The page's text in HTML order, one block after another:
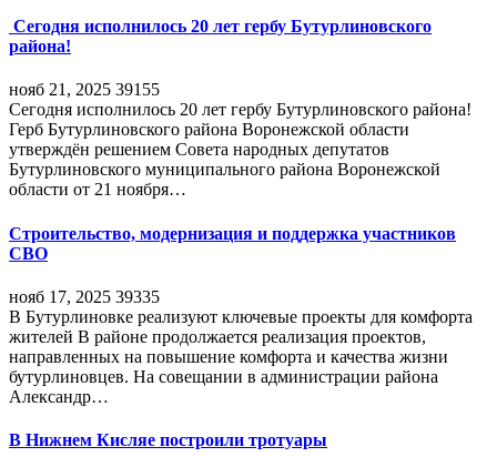
Сегодня исполнилось 20 лет гербу Бутурлиновского
района!
нояб 21, 2025 39155
Сегодня исполнилось 20 лет гербу Бутурлиновского района!
Герб Бутурлиновского района Воронежской области
утверждён решением Совета народных депутатов
Бутурлиновского муниципального района Воронежской
области от 21 ноября…
Строительство, модернизация и поддержка участников
СВО
нояб 17, 2025 39335
В Бутурлиновке реализуют ключевые проекты для комфорта
жителей В районе продолжается реализация проектов,
направленных на повышение комфорта и качества жизни
бутурлиновцев. На совещании в администрации района
Александр…
В Нижнем Кисляе построили тротуары